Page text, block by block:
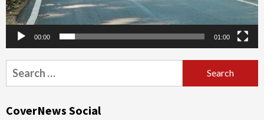
00:00 01:00
Search
for:
CoverNews Social